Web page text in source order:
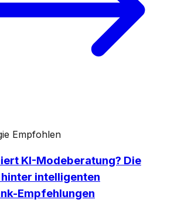
Empfohlen
KI-Modeberatung? Die
intelligenten
Empfehlungen